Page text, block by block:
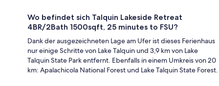
Wo befindet sich Talquin Lakeside Retreat
4BR/2Bath 1500sqft, 25 minutes to FSU?
Dank der ausgezeichneten Lage am Ufer ist dieses Ferienhaus
nur einige Schritte von Lake Talquin und 3,9 km von Lake
Talquin State Park entfernt. Ebenfalls in einem Umkreis von 20
km: Apalachicola National Forest und Lake Talquin State Forest.